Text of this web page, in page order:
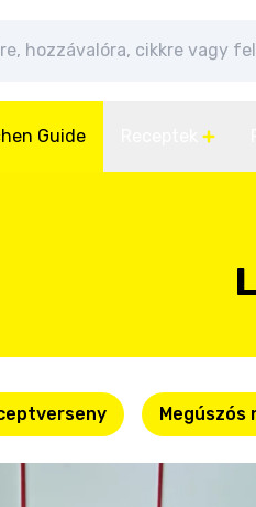
Guide
Megúszós